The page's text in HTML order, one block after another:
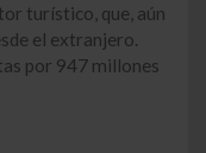
turístico, que, aún
el extranjero.
por 947 millones